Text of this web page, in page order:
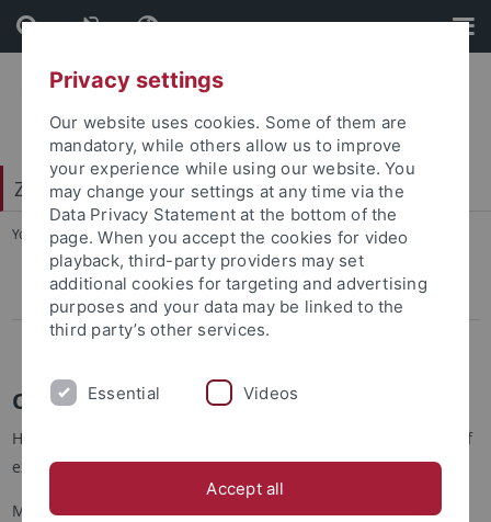
Skip
to
content
Skip
to
footer
Zentrum für Datenverarbeitung (ZDV)
You are here: Startseite ... Cloud
Microsoft 365
Teams
Clouddienste
Hier finden Sie Dienstleistungen zum Speichern von Daten auf
externen Servern.
Mit Office 365 (MS-Cloud)
können Sie Daten zentral speichern,
Privacy settings
Our website uses cookies. Some of them are
mandatory, while others allow us to improve
your experience while using our website. You
may change your settings at any time via the
Data Privacy Statement at the bottom of the
page. When you accept the cookies for video
playback, third-party providers may set
additional cookies for targeting and advertising
purposes and your data may be linked to the
third party’s other services.
Essential Videos
Accept all